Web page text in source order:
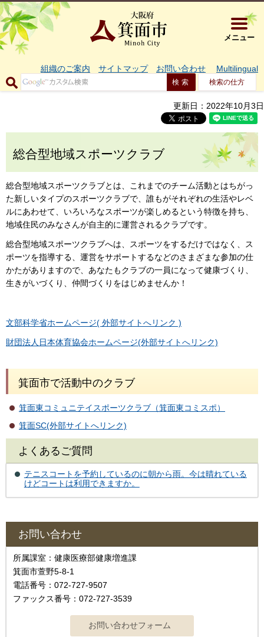
大阪府箕
メニュー
組織のご案内 サイトマップ お問い合わせ Multilingual
検索の仕方
更新日：2022年10月3日
総合型地域スポーツクラブ
総合型地域スポーツクラブとは、これまでのチーム活動とはちがっ
た新しいタイプのスポーツクラブで、誰もがそれぞれの生活やレベ
ルにあわせて、いろいろなスポーツが楽しめるという特徴を持ち、
地域住民のみなさんが自主的に運営されるクラブです。
総合型地域スポーツクラブへは、スポーツをするだけではなく、ス
ポーツを指導する、運営をサポートするなどのさまざまな参加の仕
かたがありますので、あなたもクラブの一員になって健康づくり、
生きがいづくり、仲間づくりをはじめませんか！
文部科学省ホームページ( 外部サイトへリンク )
財団法人日本体育協会ホームページ(外部サイトへリンク)
箕面市で活動中のクラブ
箕面東コミュニテイスポーツクラブ（箕面東コミスポ）
箕面SC(外部サイトへリンク)
よくあるご質問
テニスコートを予約しているのに朝から雨。今は晴れている
けどコートは利用できますか。
お問い合わせ
所属課室：健康医療部健康増進課
箕面市萱野5-8-1
電話番号：072-727-9507
ファックス番号：072-727-3539